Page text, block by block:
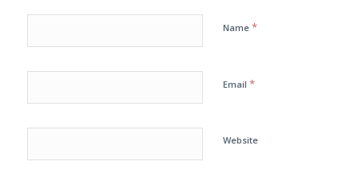
Name *
Email *
Website